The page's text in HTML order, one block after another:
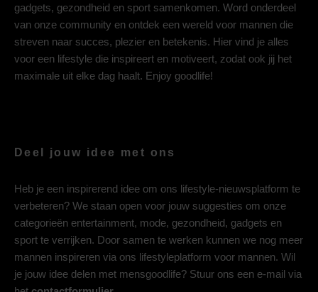
gadgets, gezondheid en sport samenkomen. Word onderdeel
van onze community en ontdek een wereld voor mannen die
streven naar succes, plezier en betekenis. Hier vind je alles
voor een lifestyle die inspireert en motiveert, zodat ook jij het
maximale uit elke dag haalt. Enjoy goodlife!
Deel jouw idee met ons
Heb je een inspirerend idee om ons lifestyle-nieuwsplatform te
verbeteren? We staan open voor jouw suggesties om onze
categorieën entertainment, mode, gezondheid, gadgets en
sport te verrijken. Door samen te werken kunnen we nog meer
mannen inspireren via ons lifestyleplatform voor mannen. Wil
je jouw idee delen met mensgoodlife? Stuur ons een e-mail via